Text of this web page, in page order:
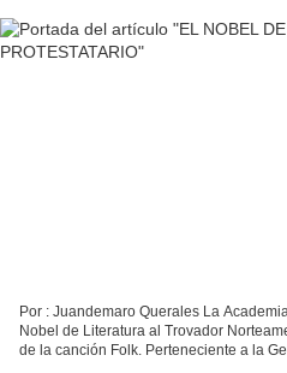
Por : Juandemaro Querales La
Nobel de Literatura al Trovador
de la canción Folk. Perteneciente a la